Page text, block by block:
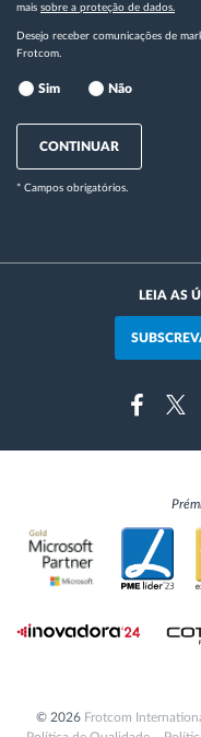
mais sobre a proteção de dados.
Desejo receber comunicações de
Frotcom.
Sim Não
CONTINUAR
* Campos obrigatórios.
LEIA AS
Facebook
© 2026 Frotcom